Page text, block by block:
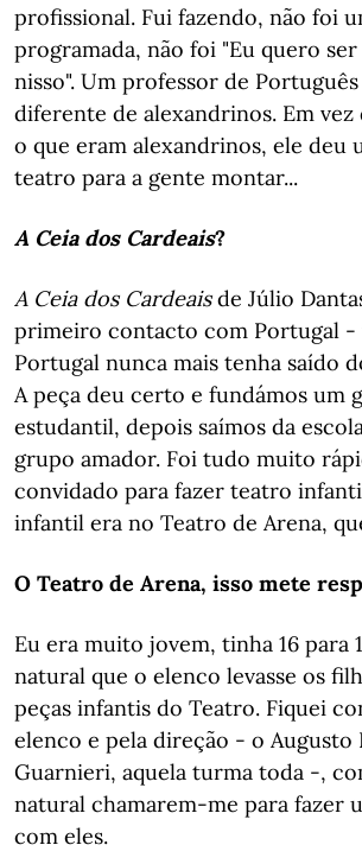
profissional. Fui fazendo, não foi
programada, não foi "Eu quero
nisso". Um professor de
diferente de alexandrinos. Em
o que eram alexandrinos, ele deu
teatro para a gente montar...
A Ceia dos Cardeais?
A Ceia dos Cardeaisde Júlio
primeiro contacto com Portugal -
Portugal nunca mais tenha saído
A peça deu certo e fundámos um
estudantil, depois saímos da
grupo amador. Foi tudo muito
convidado para fazer teatro
infantil era no Teatro de Arena,
O Teatro de Arena, isso mete
Eu era muito jovem, tinha 16 para
natural que o elenco levasse os
peças infantis do Teatro. Fiquei
elenco e pela direção - o Augusto
Guarnieri, aquela turma toda -,
natural chamarem-me para fazer
com eles.